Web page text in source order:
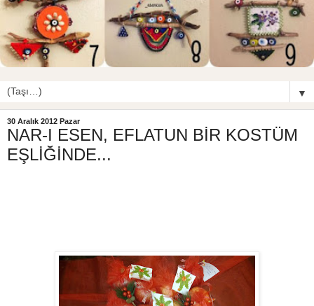
▼
30 Aralık 2012 Pazar
NAR-I ESEN, EFLATUN BİR KOSTÜM
EŞLİĞİNDE...